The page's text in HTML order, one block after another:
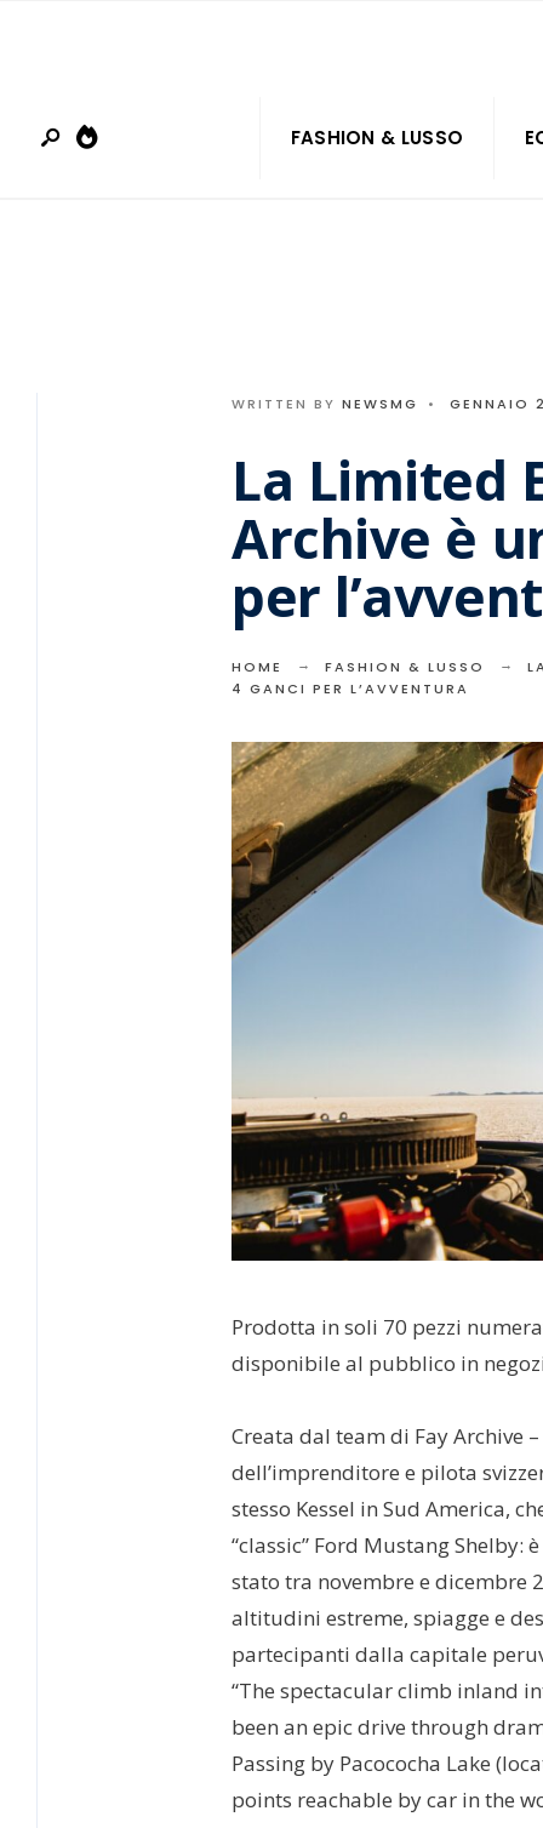
FASHION & LUSSO
WRITTEN BY NEWSMG • GENNAIO
La Limited
Archive è
per
HOME FASHION & LUSSO
4 GANCI PER L’AVVENTURA
Prodotta in soli 70 pezzi
disponibile al pubblico in
Creata dal team di Fay Archive
dell’imprenditore e pilota
stesso Kessel in Sud America,
“classic” Ford Mustang Shelby:
stato tra novembre e dicembre
altitudini estreme, spiagge e
partecipanti dalla capitale
“The spectacular climb inland
been an epic drive through
Passing by Pacococha Lake
points reachable by car in the